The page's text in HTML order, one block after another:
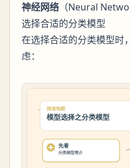
神经网络 （Neural
选择合适的分类模型
在选择合适的分类模型时
虑：